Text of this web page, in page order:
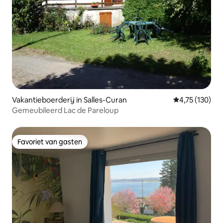
Vakantieboerderij in Salles-Curan Gemiddelde
4,75 (130)
Gemeubileerd Lac de Pareloup
Favoriet van gasten
Favoriet van gasten